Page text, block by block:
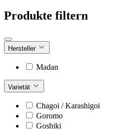
Produkte filtern
Hersteller
Madan
Varietät
Chagoi / Karashigoi
Goromo
Goshiki